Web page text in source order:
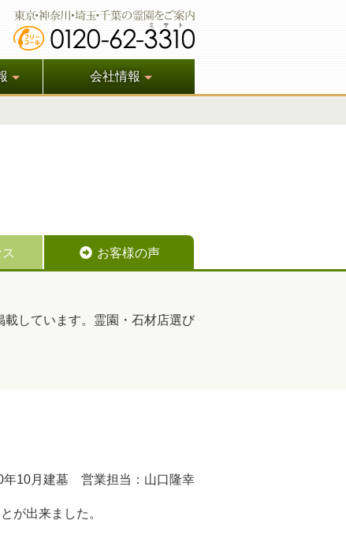
会社情報
お客様の声
しています。霊園・石材店選び
年10月建墓 営業担当：山口隆幸
が出来ました。